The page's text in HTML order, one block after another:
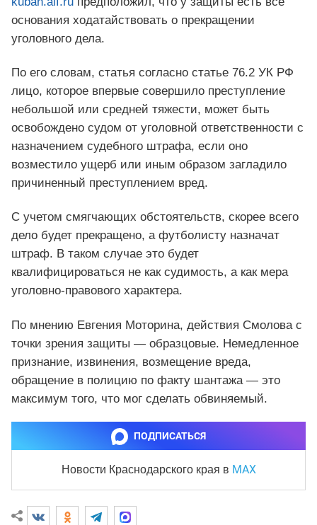
основания ходатайствовать о прекращении
уголовного дела.
По его словам, статья согласно статье 76.2 УК РФ
лицо, которое впервые совершило преступление
небольшой или средней тяжести, может быть
освобождено судом от уголовной ответственности с
назначением судебного штрафа, если оно
возместило ущерб или иным образом загладило
причиненный преступлением вред.
С учетом смягчающих обстоятельств, скорее всего
дело будет прекращено, а футболисту назначат
штраф. В таком случае это будет
квалифицироваться не как судимость, а как мера
уголовно-правового характера.
По мнению Евгения Моторина, действия Смолова с
точки зрения защиты — образцовые. Немедленное
признание, извинения, возмещение вреда,
обращение в полицию по факту шантажа — это
максимум того, что мог сделать обвиняемый.
ПОДПИСАТЬСЯ
Новости Краснодарского края в MAX